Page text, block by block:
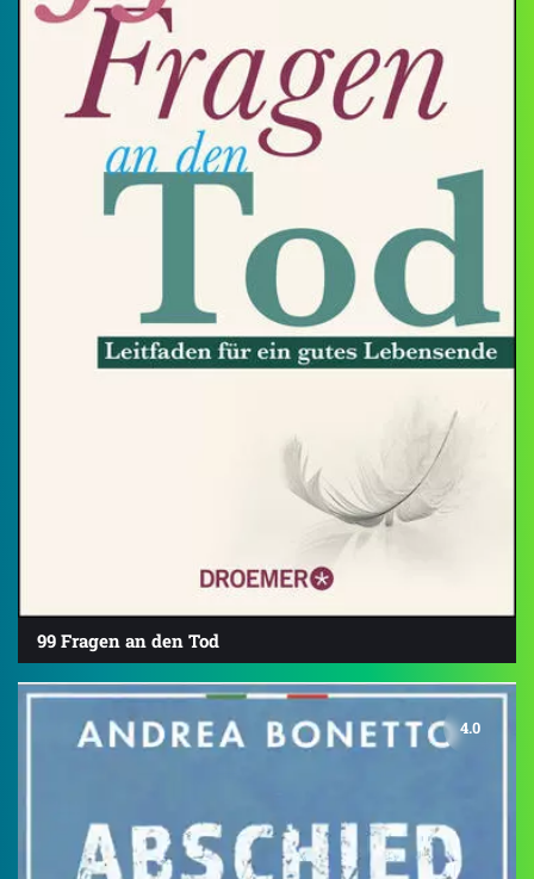
99 Fragen an den Tod
4.0